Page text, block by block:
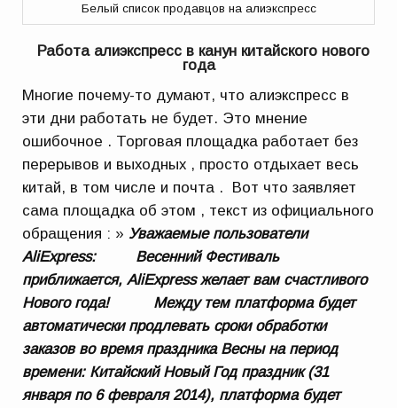
Белый список продавцов на алиэкспресс
Работа алиэкспресс в канун китайского нового
года
Многие почему-то думают, что алиэкспресс в
эти дни работать не будет. Это мнение
ошибочное . Торговая площадка работает без
перерывов и выходных , просто отдыхает весь
китай, в том числе и почта . Вот что заявляет
сама площадка об этом , текст из официального
обращения : » Уважаемые пользователи
AliExpress: Весенний Фестиваль
приближается, AliExpress желает вам счастливого
Нового года! Между тем платформа будет
автоматически продлевать сроки обработки
заказов во время праздника Весны на период
времени: Китайский Новый Год праздник (31
января по 6 февраля 2014), платформа будет